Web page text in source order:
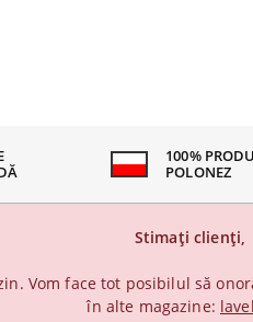
100%
POLONEZ
Stimați clienți,
Vom face tot posibilul să
în alte magazine: